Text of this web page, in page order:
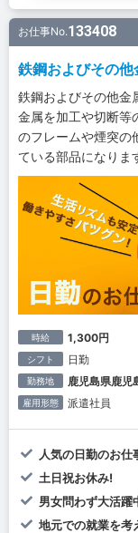
お仕事No.133408
鉄鋼およびその
鉄鋼およびその他金
金属を加工や切断等
のフレームや煙突の
ている部品になりま
時給 1,300円
シフト 日勤
勤務地 鹿児島県鹿児
雇用形態 派遣社員
人気の日勤のお仕
土日祝お休み!
男女問わず大活躍
地元での就業を考